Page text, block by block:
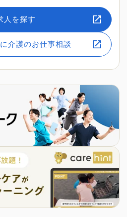
人を探す
介護のお仕事相談